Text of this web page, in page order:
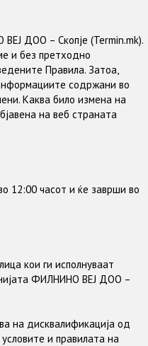
ДОО – Скопје (Termin.mk).
и без претходно
Правила. Затоа,
содржани во
Каква било измена на
на веб страната
12:00 часот и ќе заврши во
кои ги исполнуваат
ФИЛНИНО ВЕЈ ДОО –
на дисквалификација од
и правилата на